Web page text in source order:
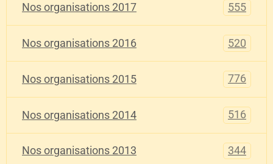
Nos organisations 2017 555
Nos organisations 2016 520
Nos organisations 2015 776
Nos organisations 2014 516
Nos organisations 2013 344